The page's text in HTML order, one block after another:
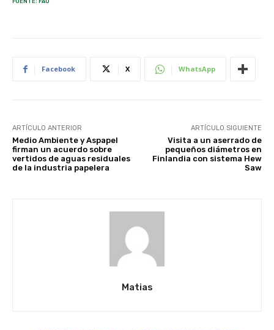
FUENTE: FAO
Facebook X WhatsApp
ARTÍCULO ANTERIOR
Medio Ambiente y Aspapel
firman un acuerdo sobre
vertidos de aguas residuales
de la industria papelera
ARTÍCULO SIGUIENTE
Visita a un aserrado de
pequeños diámetros en
Finlandia con sistema Hew
Saw
Matias